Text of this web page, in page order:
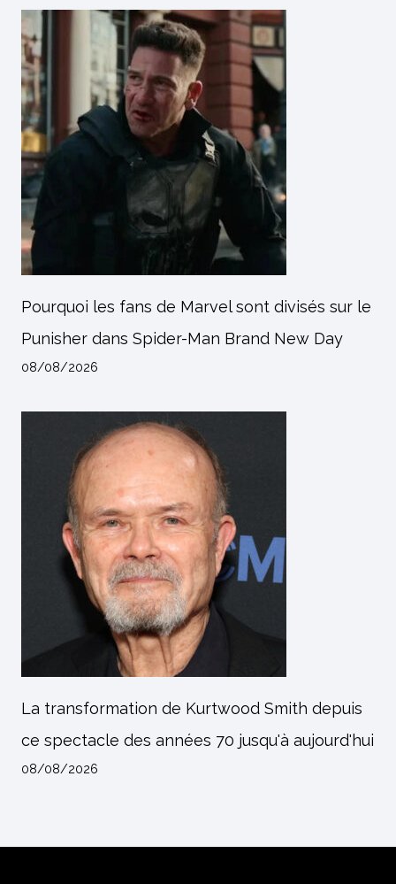
Pourquoi les fans de Marvel sont divisés sur le
Punisher dans Spider-Man Brand New Day
08/08/2026
La transformation de Kurtwood Smith depuis
ce spectacle des années 70 jusqu'à aujourd'hui
08/08/2026